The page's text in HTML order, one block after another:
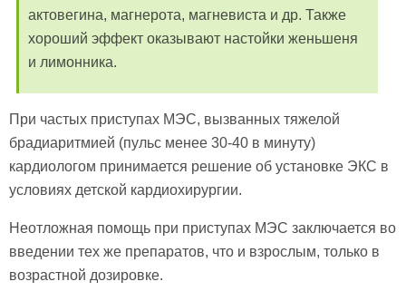
актовегина, магнерота, магневиста и др. Также
хороший эффект оказывают настойки женьшеня
и лимонника.
При частых приступах МЭС, вызванных тяжелой
брадиаритмией (пульс менее 30-40 в минуту)
кардиологом принимается решение об установке ЭКС в
условиях детской кардиохирургии.
Неотложная помощь при приступах МЭС заключается во
введении тех же препаратов, что и взрослым, только в
возрастной дозировке.